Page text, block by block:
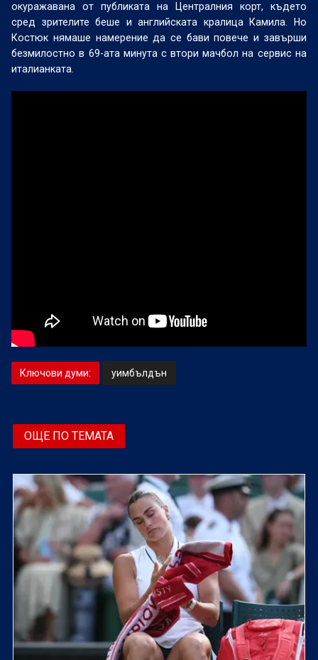
окуражавана от публиката на Централния корт, където
сред зрителите беше и английската кралица Камила. Но
Костюк нямаше намерение да се бави повече и завърши
безмилостно в 69-ата минута с втори мачбол на сервис на
италианката.
Ключови думи: уимбълдън
ОЩЕ ПО ТЕМАТА